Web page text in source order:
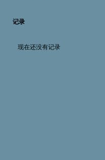
记录
现在还没有记录